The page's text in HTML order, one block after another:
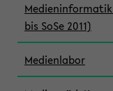
bis SoSe 2011)
Medienlabor